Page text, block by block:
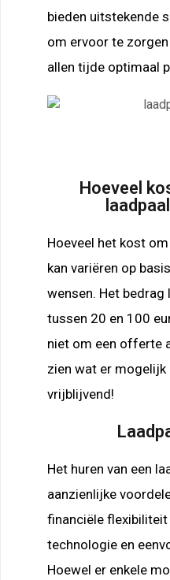
bieden uitstekende
om ervoor te
allen tijde optimaal
Hoeveel
Hoeveel het kost
kan variëren op
wensen. Het
tussen 20 en 100
niet om een offerte
zien wat er
vrijblijvend!
Het huren van een
aanzienlijke
financiële
technologie en
Hoewel er enkele